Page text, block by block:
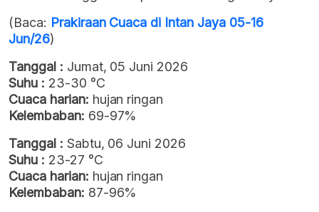
(Baca: Prakiraan Cuaca di Intan Jaya 05-16
Jun/26)
Tanggal : Jumat, 05 Juni 2026
Suhu : 23-30 °C
Cuaca harian: hujan ringan
Kelembaban: 69-97%
Tanggal : Sabtu, 06 Juni 2026
Suhu : 23-27 °C
Cuaca harian: hujan ringan
Kelembaban: 87-96%